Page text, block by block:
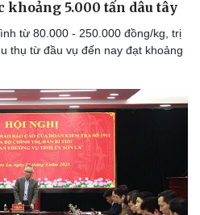
khoảng 5.000 tấn dâu tây
từ 80.000 - 250.000 đồng/kg, trị
thụ từ đầu vụ đến nay đạt khoảng